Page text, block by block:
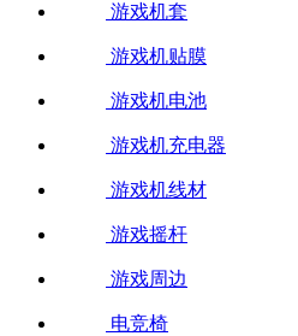
游戏机套
游戏机贴膜
游戏机电池
游戏机充电器
游戏机线材
游戏摇杆
游戏周边
电竞椅